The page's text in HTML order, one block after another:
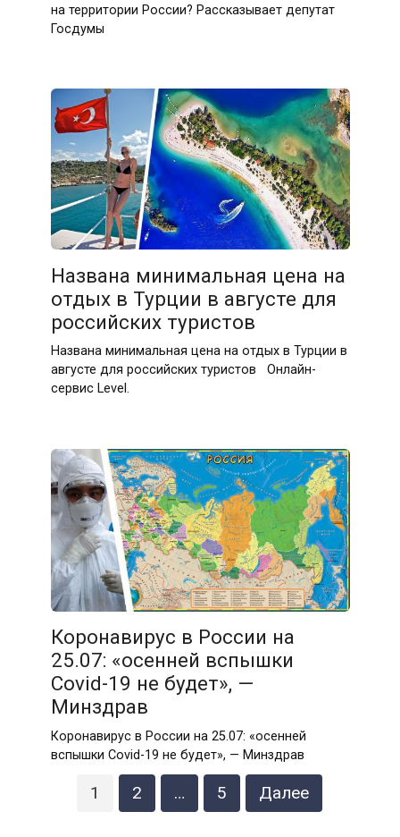
на территории России? Рассказывает депутат
Госдумы
Названа минимальная цена на
отдых в Турции в августе для
российских туристов
Названа минимальная цена на отдых в Турции в
августе для российских туристов Онлайн-
сервис Level.
Коронавирус в России на
25.07: «осенней вспышки
Covid-19 не будет», —
Минздрав
Коронавирус в России на 25.07: «осенней
вспышки Covid-19 не будет», — Минздрав
1 2 … 5 Далее